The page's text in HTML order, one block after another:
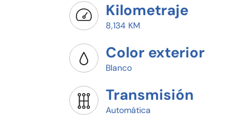
Kilometraje
8,134 KM
Color exterior
Blanco
Transmisión
Automática